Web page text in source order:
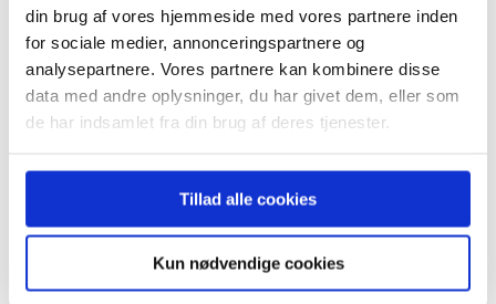
din brug af vores hjemmeside med vores partnere inden
for sociale medier, annonceringspartnere og
analysepartnere. Vores partnere kan kombinere disse
data med andre oplysninger, du har givet dem, eller som
de har indsamlet fra din brug af deres tjenester.
Tillad alle cookies
Kun nødvendige cookies
Inform us of your customer references
Yes, I would like to receive the GMV newsletter with news about
products and exclusive offers on lifting equipment from GMV. I can